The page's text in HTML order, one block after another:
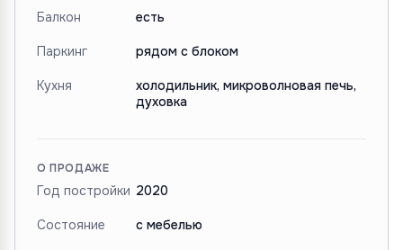
Балкон есть
Паркинг рядом с блоком
Кухня
холодильник, микроволновая печь,
духовка
О ПРОДАЖЕ
Год постройки 2020
Состояние с мебелью